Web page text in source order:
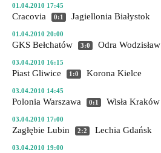
01.04.2010 17:45
Cracovia 0:1 Jagiellonia Białystok
01.04.2010 20:00
GKS Bełchatów 3:0 Odra Wodzisław
03.04.2010 16:15
Piast Gliwice 1:0 Korona Kielce
03.04.2010 14:45
Polonia Warszawa 0:1 Wisła Kraków
03.04.2010 17:00
Zagłębie Lubin 2:2 Lechia Gdańsk
03.04.2010 19:00